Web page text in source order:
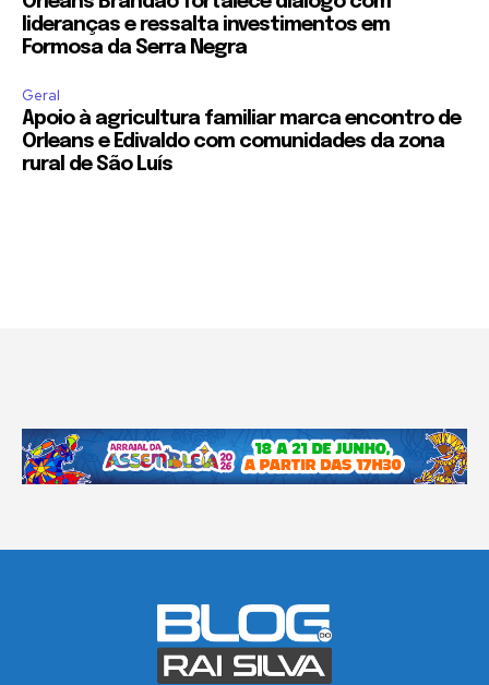
lideranças e ressalta investimentos em
Formosa da Serra Negra
Geral
Apoio à agricultura familiar marca encontro de
Orleans e Edivaldo com comunidades da zona
rural de São Luís